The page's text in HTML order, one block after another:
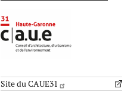
Site du CAUE31